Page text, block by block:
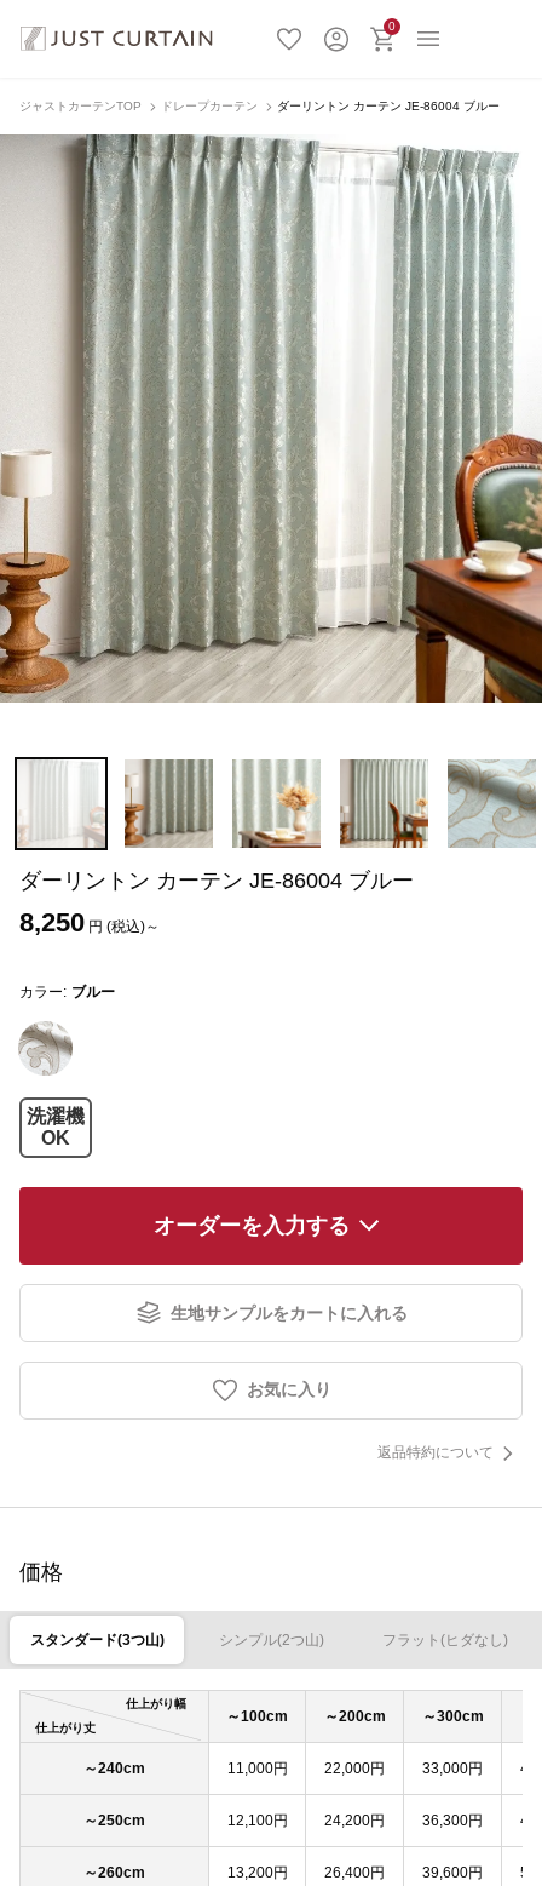
0
ジャストカーテンTOP ドレープカーテン ダーリントン カーテン JE-86004 ブルー
ダーリントン カーテン JE-86004 ブルー
8,250 円 (税込)～
カラー: ブルー
洗濯機
OK
オーダーを入力する
生地サンプルをカートに入れる
お気に入り
返品特約について
価格
スタンダード(3つ山) シンプル(2つ山) フラット(ヒダなし)
仕上がり幅
仕上がり丈
～100cm ～200cm ～300cm
～240cm 11,000円 22,000円 33,000円
～250cm 12,100円 24,200円 36,300円
～260cm 13,200円 26,400円 39,600円